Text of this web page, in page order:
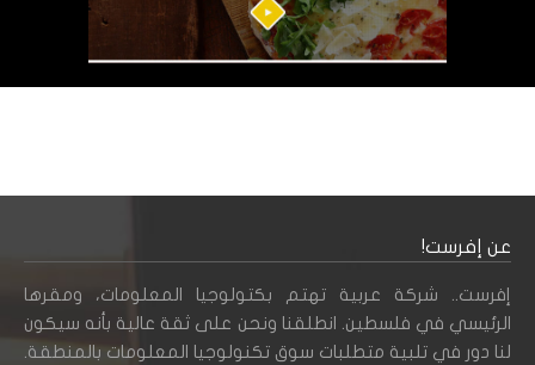
عن إفرست!
إفرست.. شركة عربية تهتم بكتولوجيا المعلومات، ومقرها
الرئيسي في فلسطين. انطلقنا ونحن على ثقة عالية بأنه سيكون
لنا دور في تلبية متطلبات سوق تكنولوجيا المعلومات بالمنطقة.